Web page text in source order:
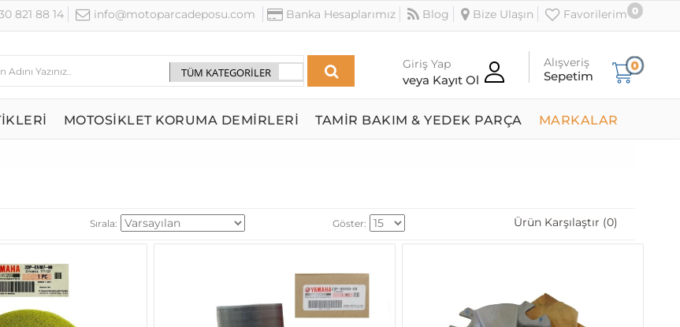
821 88 14 info@motoparcadeposu.com Banka Hesaplarımız Blog Bize Ulaşın Favorilerim 0
Giriş Yap
veya Kayıt Ol
0
Alışveriş
Sepetim
MOTOSİKLET KORUMA DEMİRLERİ TAMİR BAKIM & YEDEK PARÇA MARKALAR
Sırala: Göster: Ürün Karşılaştır (0)